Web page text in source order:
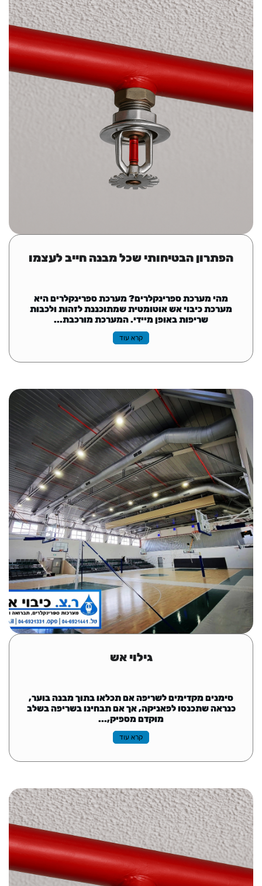
הפתרון הבטיחותי שכל מבנה חייב לעצמו
מהי מערכת ספרינקלרים? מערכת ספרינקלרים היא
מערכת כיבוי אש אוטומטית שמתוכננת לזהות ולכבות
שריפות באופן מיידי. המערכת מורכבת...
קרא עוד
גילוי אש
סימנים מקדימים לשריפה אם תכלאו בתוך מבנה בוער,
כנראה שתכנסו לפאניקה, אך אם תבחינו בשריפה בשלב
מוקדם מספיק,...
קרא עוד